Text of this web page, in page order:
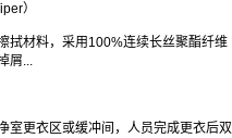
）
拭材料，采用100%连续长丝聚酯纤维
屑...
室更衣区或缓冲间，人员完成更衣后双